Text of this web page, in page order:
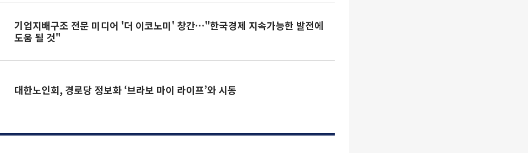
기업지배구조 전문 미디어 '더 이코노미' 창간…"한국경제 지속가능한 발전에
도움 될 것"
대한노인회, 경로당 정보화 ‘브라보 마이 라이프’와 시동